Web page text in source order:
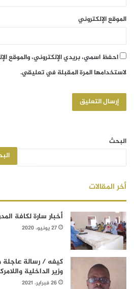
الموقع الإلكتروني
احفظ اسمي، بريدي الإلكتروني، والموقع
لاستخدامها المرة المقبلة في تعليقي.
البحث
أخر المقالات
أخبار سارة لكافة
27 يونيو، 2020
كيفه / رسالة عاجلة
وزير الداخلية
26 فبراير، 2021